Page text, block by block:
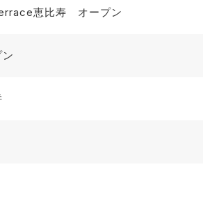
恵比寿 オープン